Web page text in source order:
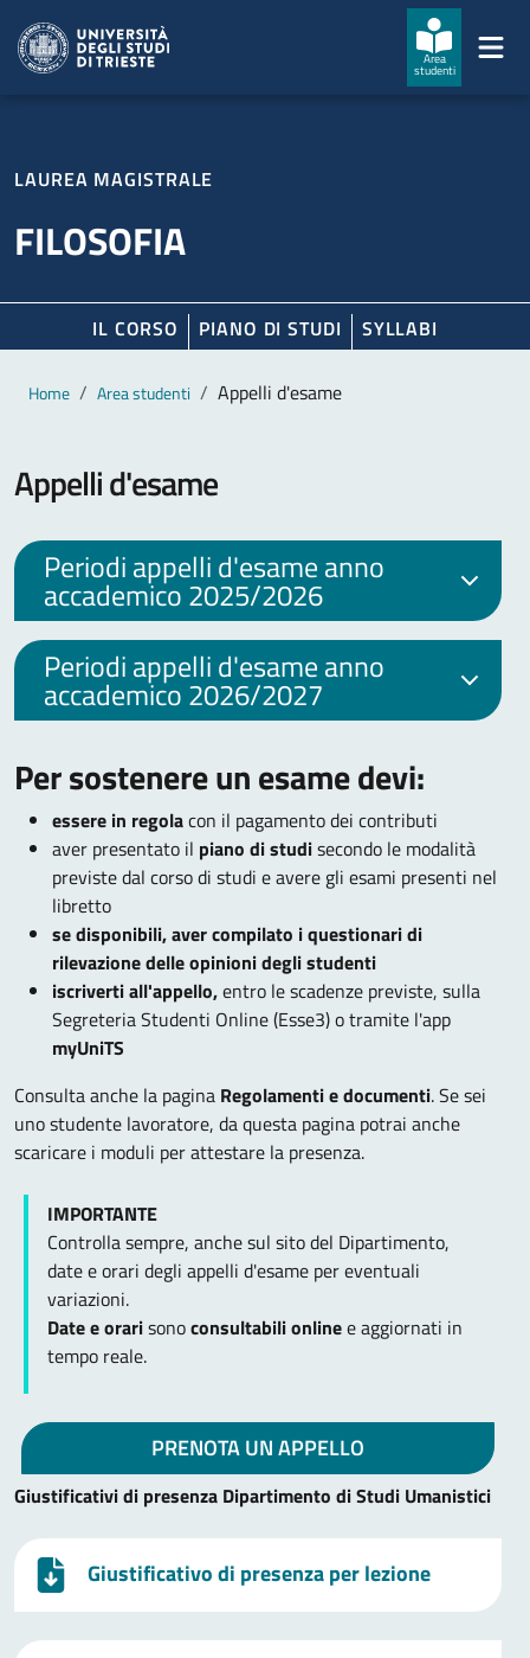
Area
studenti
LAUREA MAGISTRALE
FILOSOFIA
IL CORSO PIANO DI STUDI SYLLABI
Contenuto principale
Breadcrumb
Home Area studenti Appelli d'esame
Appelli d'esame
Periodi appelli d'esame anno
accademico 2025/2026
Periodi appelli d'esame anno
accademico 2026/2027
Per sostenere un esame devi:
essere in regolacon il pagamento dei contributi
aver presentato il piano di studisecondo le modalità
previste dal corso di studi e avere gli esami presenti nel
libretto
se disponibili, aver compilato i questionari di
rilevazione delle opinioni degli studenti
iscriverti all'appello,entro le scadenze previste, sulla
Segreteria Studenti Online (Esse3) o tramite l'app
myUniTS
Consulta anche la pagina Regolamenti e documenti. Se sei
uno studente lavoratore, da questa pagina potrai anche
scaricare i moduli per attestare la presenza.
IMPORTANTE
Controlla sempre, anche sul sito del Dipartimento,
date e orari degli appelli d'esame per eventuali
variazioni.
Date e orarisonoconsultabili onlinee aggiornati in
tempo reale.
PRENOTA UN APPELLO
Giustificativi di presenza Dipartimento di Studi Umanistici
Giustificativo di presenza per lezione